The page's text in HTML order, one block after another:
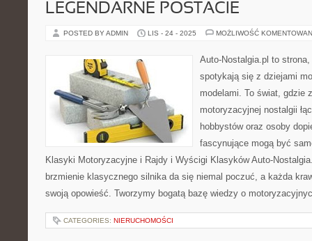
LEGENDARNE POSTACIE
POSTED BY ADMIN LIS - 24 - 2025 MOŻLIWOŚĆ
Auto-Nostalgia.pl to
spotykają się z dziejami
modelami. To świat, gdzie
motoryzacyjnej nostalgii
hobbystów oraz osoby
fascynujące mogą być
Klasyki Motoryzacyjne i Rajdy i Wyścigi Klasyków Auto-
brzmienie klasycznego silnika da się niemal poczuć, a każda
swoją opowieść. Tworzymy bogatą bazę wiedzy o
CATEGORIES: NIERUCHOMOŚCI